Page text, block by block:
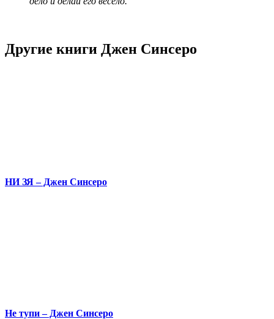
Другие книги Джен Синсеро
НИ ЗЯ – Джен Синсеро
Не тупи – Джен Синсеро